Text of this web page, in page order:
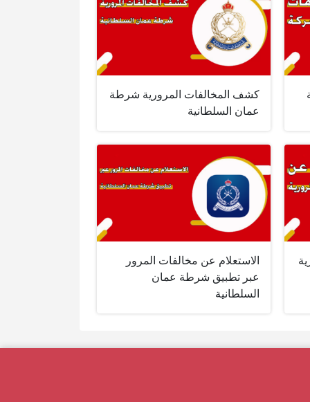
كشف المخالفات المرورية شرطة
عمان السلطانية
الاستعلام عن مخالفات المرور
عبر تطبيق شرطة عمان
السلطانية